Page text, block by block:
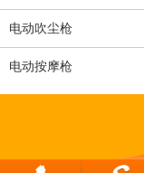
电动吹尘枪
电动按摩枪